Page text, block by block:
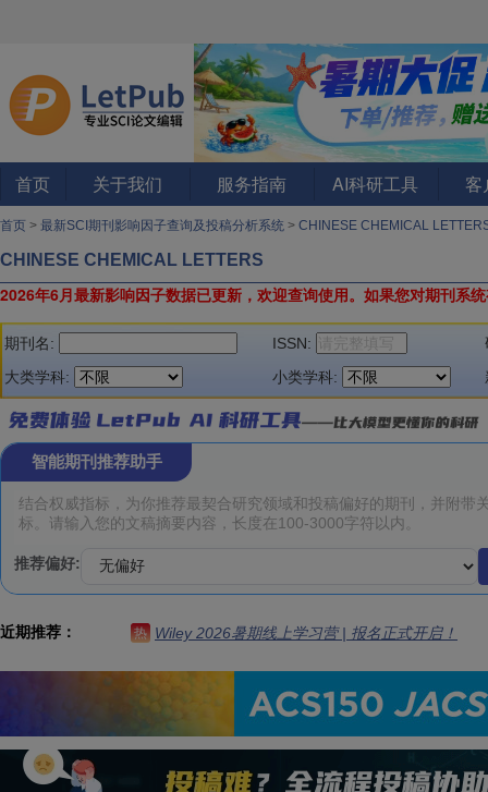
首页 关于我们 服务指南 AI科研工具 客
首页 > 最新SCI期刊影响因子查询及投稿分析系统 > CHINESE CHEMICAL
CHINESE CHEMICAL LETTERS
2026年6月最新影响因子数据已更新，欢迎查询使用。 如果您对期刊系
期刊名: ISSN:
大类学科:
小类学科:
智能期刊推荐助手
推荐偏好:
近期推荐： 热 Wiley 2026暑期线上学习营 | 报名正式开启！